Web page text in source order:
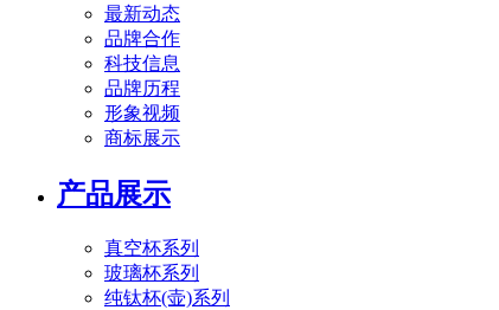
最新动态
品牌合作
科技信息
品牌历程
形象视频
商标展示
产品展示
真空杯系列
玻璃杯系列
纯钛杯(壶)系列